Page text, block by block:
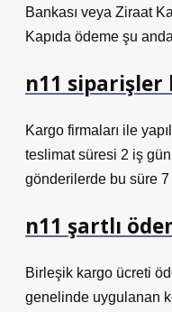
Bankası veya Ziraat
Kapıda ödeme şu
n11 siparişler
Kargo firmaları ile
teslimat süresi 2 iş
gönderilerde bu süre
n11 şartlı
Birleşik kargo ücreti
genelinde uygulanan